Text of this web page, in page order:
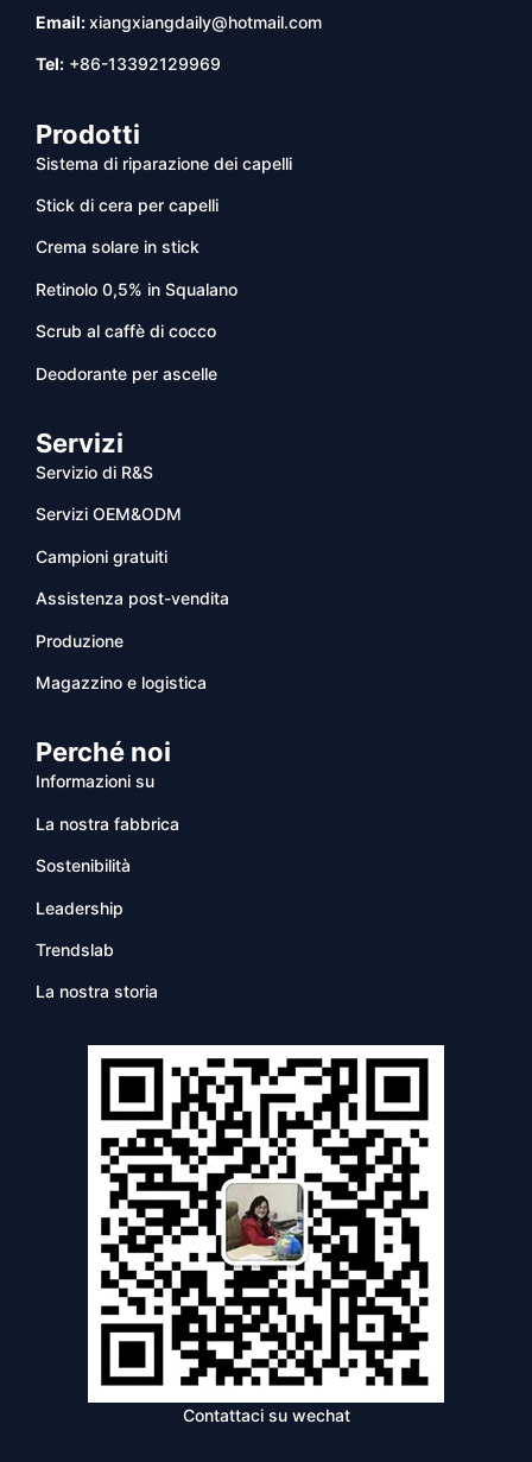
Email:xiangxiangdaily@hotmail.com
Tel: +86-13392129969
Prodotti
Sistema di riparazione dei capelli
Stick di cera per capelli
Crema solare in stick
Retinolo 0,5% in Squalano
Scrub al caffè di cocco
Deodorante per ascelle
Servizi
Servizio di R&S
Servizi OEM&ODM
Campioni gratuiti
Assistenza post-vendita
Produzione
Magazzino e logistica
Perché noi
Informazioni su
La nostra fabbrica
Sostenibilità
Leadership
Trendslab
La nostra storia
Contattaci su wechat